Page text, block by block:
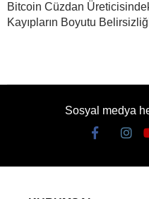
Bitcoin Cüzdan
Kayıpların Boyutu
Sosyal medya